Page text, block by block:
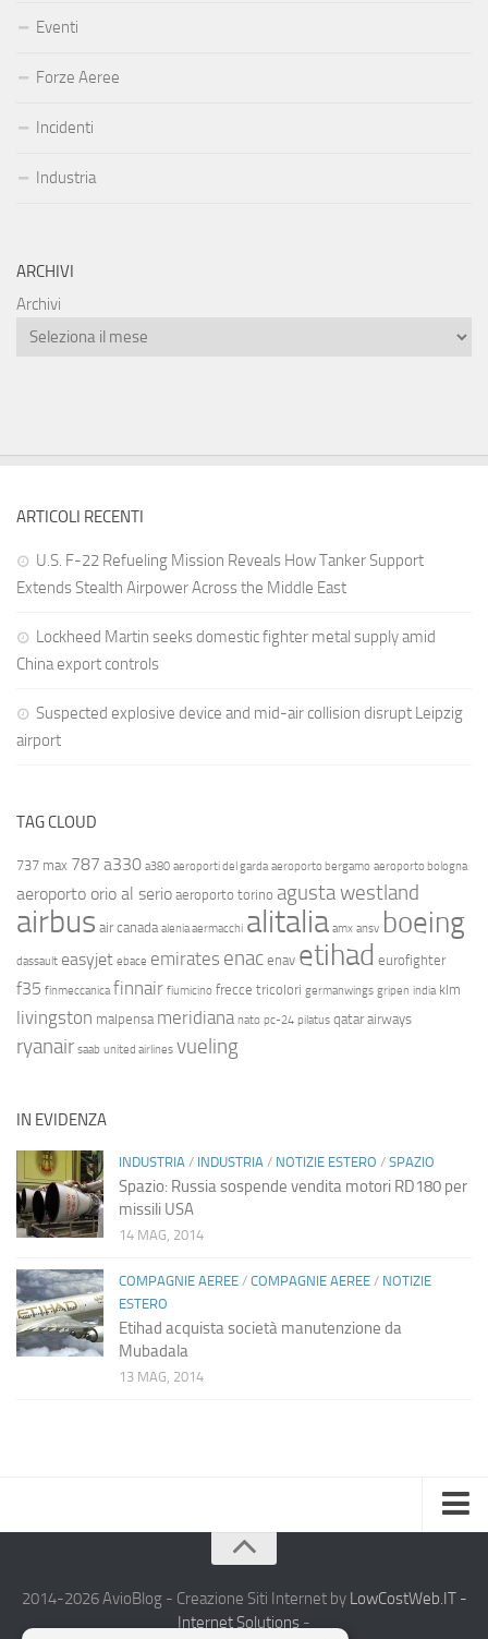
Eventi
Forze Aeree
Incidenti
Industria
ARCHIVI
Archivi
ARTICOLI RECENTI
U.S. F-22 Refueling Mission Reveals How Tanker Support
Extends Stealth Airpower Across the Middle East
Lockheed Martin seeks domestic fighter metal supply amid
China export controls
Suspected explosive device and mid-air collision disrupt Leipzig
airport
TAG CLOUD
737 max 787 a330 a380 aeroporti del garda aeroporto bergamo aeroporto bologna
aeroporto orio al serio aeroporto torino agusta westland
airbus air canada alenia aermacchi alitalia amx ansv boeing
dassault easyjet ebace emirates enac enav etihad eurofighter
f35 finmeccanica finnair fiumicino frecce tricolori germanwings gripen india klm
livingston malpensa meridiana nato pc-24 pilatus qatar airways
ryanair saab united airlines vueling
IN EVIDENZA
INDUSTRIA / INDUSTRIA / NOTIZIE ESTERO / SPAZIO
Spazio: Russia sospende vendita motori RD180 per
missili USA
14 MAG, 2014
COMPAGNIE AEREE / COMPAGNIE AEREE / NOTIZIE
ESTERO
Etihad acquista società manutenzione da
Mubadala
13 MAG, 2014
Chi Siamo
Notizie Estero
2014-2026 AvioBlog - Creazione Siti Internet by LowCostWeb.IT -
Internet Solutions -